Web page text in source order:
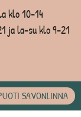
klo 10-14
ja la-su klo 9-21
SAVONLINNA